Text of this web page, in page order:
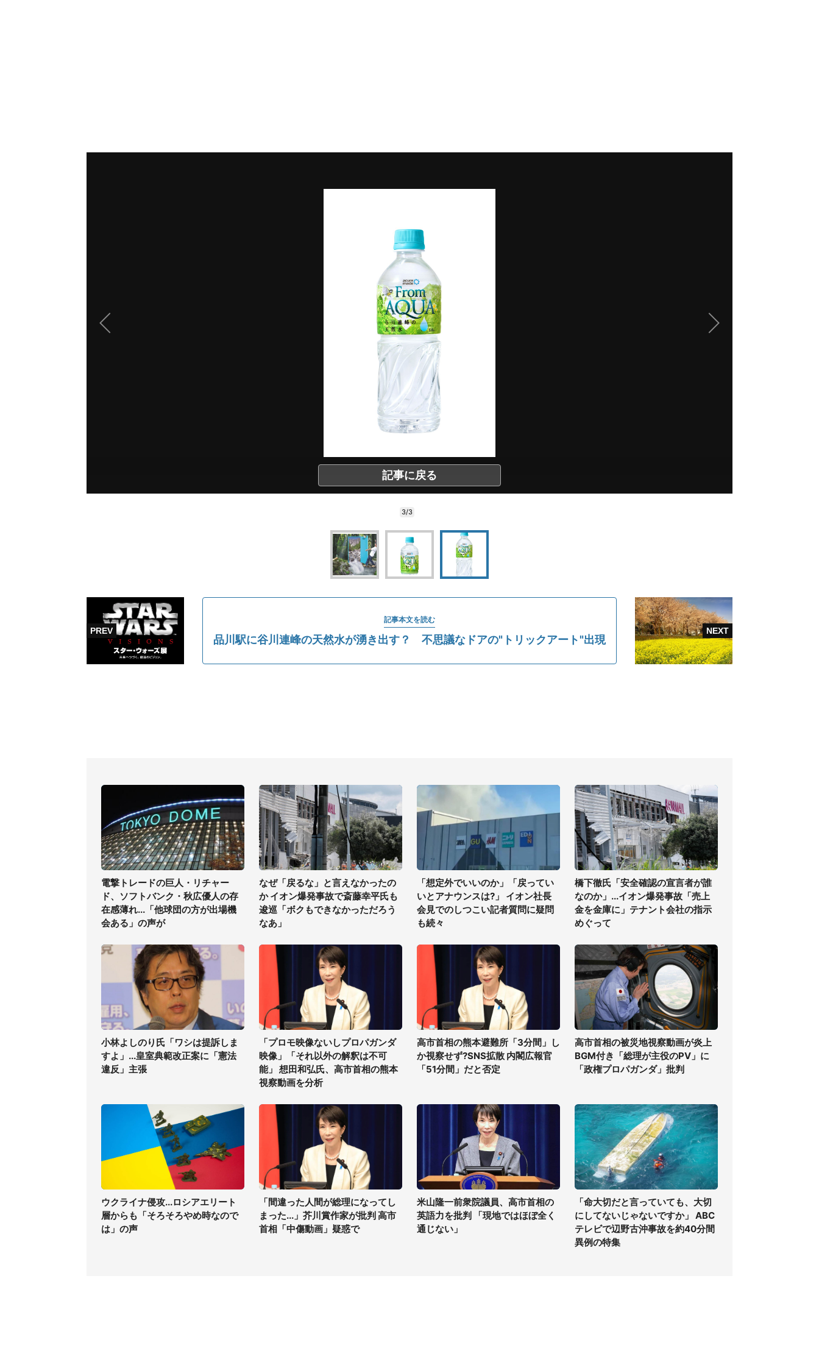
記事に戻る
3/3
記事本文を読む
品川駅に谷川連峰の天然水が湧き出す？ 不思議なドアの"トリックアート"出現
電撃トレードの巨人・リチャー
ド、ソフトバンク・秋広優人の存
在感薄れ...「他球団の方が出場機
会ある」の声が
なぜ「戻るな」と言えなかったの
か イオン爆発事故で斎藤幸平氏も
逡巡「ボクもできなかっただろう
なあ」
「想定外でいいのか」「戻ってい
いとアナウンスは?」 イオン社長
会見でのしつこい記者質問に疑問
も続々
橋下徹氏「安全確認の宣言者が誰
なのか」...イオン爆発事故「売上
金を金庫に」テナント会社の指示
めぐって
小林よしのり氏「ワシは提訴しま
すよ」...皇室典範改正案に「憲法
違反」主張
「プロモ映像ないしプロパガンダ
映像」「それ以外の解釈は不可
能」 想田和弘氏、高市首相の熊本
視察動画を分析
高市首相の熊本避難所「3分間」し
か視察せず?SNS拡散 内閣広報官
「51分間」だと否定
高市首相の被災地視察動画が炎上
BGM付き「総理が主役のPV」に
「政権プロパガンダ」批判
ウクライナ侵攻...ロシアエリート
層からも「そろそろやめ時なので
は」の声
「間違った人間が総理になってし
まった...」芥川賞作家が批判 高市
首相「中傷動画」疑惑で
米山隆一前衆院議員、高市首相の
英語力を批判 「現地ではほぼ全く
通じない」
「命大切だと言っていても、大切
にしてないじゃないですか」 ABC
テレビで辺野古沖事故を約40分間
異例の特集